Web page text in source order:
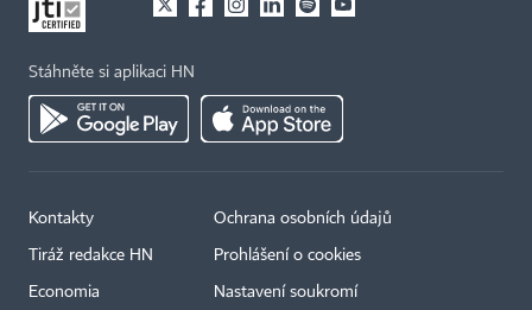
Stáhněte si aplikaci HN
Kontakty
Tiráž redakce HN
Economia
Ochrana osobních údajů
Prohlášení o cookies
Nastavení soukromí